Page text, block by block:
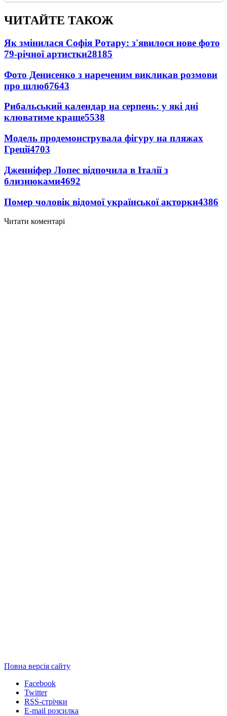
ЧИТАЙТЕ ТАКОЖ
Як змінилася Софія Ротару: з'явилося нове фото
79-річної артистки28185
Фото Денисенко з нареченим викликав розмови
про шлюб7643
Рибальський календар на серпень: у які дні
клюватиме краще5538
Модель продемонструвала фігуру на пляжах
Греції4703
Дженніфер Лопес відпочила в Італії з
близнюками4692
Помер чоловік відомої української акторки4386
Читати коментарі
Повна версія сайту
Facebook
Twitter
RSS-стрічки
E-mail розсилка